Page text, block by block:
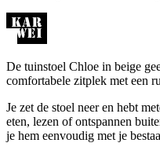
De tuinstoel Chloe in beige
comfortabele zitplek met een
Je zet de stoel neer en hebt
eten, lezen of ontspannen
je hem eenvoudig met je